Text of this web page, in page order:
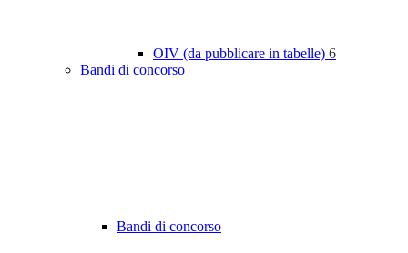
OIV (da pubblicare in tabelle) 6
Bandi di concorso
Bandi di concorso